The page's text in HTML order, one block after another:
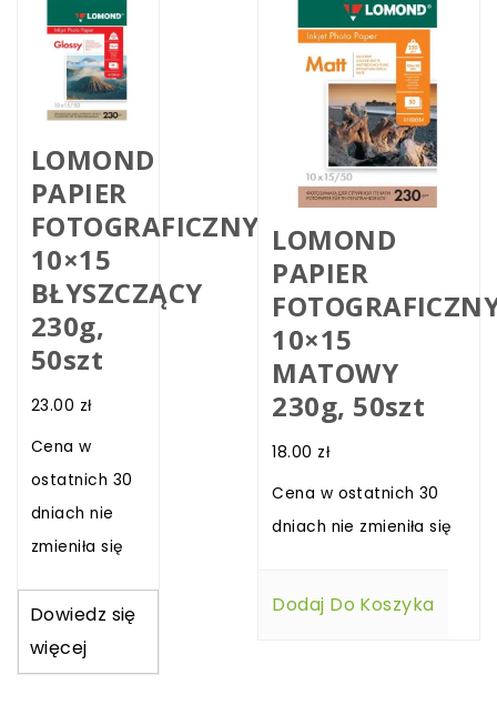
LOMOND
PAPIER
FOTOGRAFICZNY
10×15
BŁYSZCZĄCY
230g,
50szt
23.00 zł
Cena w
ostatnich 30
dniach nie
zmieniła się
Dowiedz się
więcej
LOMOND
PAPIER
10×15
MATOWY
230g, 50szt
18.00 zł
Cena w ostatnich 30
dniach nie zmieniła się
Dodaj Do Koszyka